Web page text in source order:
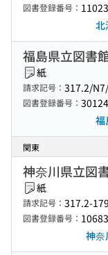
図書登録番号：
北
福島県立図書
紙
請求記号： 317.2/
図書登録番号：
福
関東
神奈川県立図
紙
請求記号： 317.2-
図書登録番号：
神奈